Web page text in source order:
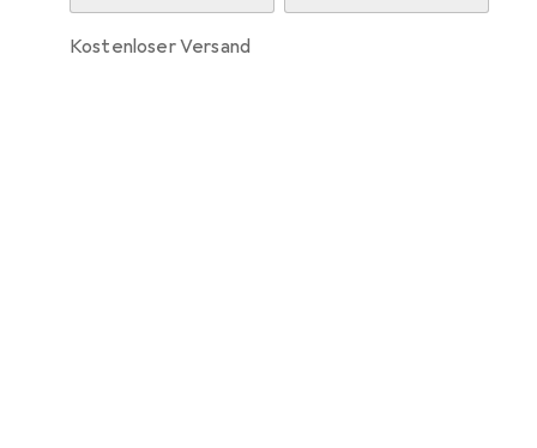
kostenloser Versand